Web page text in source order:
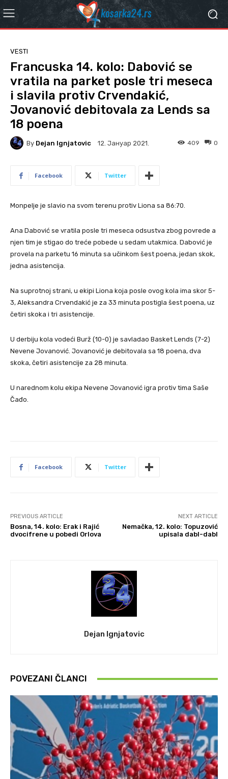
VESTI
Francuska 14. kolo: Dabović se
vratila na parket posle tri meseca
i slavila protiv Crvendakić,
Jovanović debitovala za Lends sa
18 poena
By Dejan Ignjatovic 12. Јануар 2021. 0
409
Facebook Twitter
Monpelje je slavio na svom terenu protiv Liona sa 86:70.
Ana Dabović se vratila posle tri meseca odsustva zbog povrede a
njen tim je stigao do treće pobede u sedam utakmica. Dabović je
provela na parketu 16 minuta sa učinkom šest poena, jedan skok,
jedna asistencija.
Na suprotnoj strani, u ekipi Liona koja posle ovog kola ima skor 5-
3, Aleksandra Crvendakić je za 33 minuta postigla šest poena, uz
četiri skoka i tri asistencije.
U derbiju kola vodeći Burž (10-0) je savladao Basket Lends (7-2)
Nevene Jovanović. Jovanović je debitovala sa 18 poena, dva
skoka, četiri asistencije za 28 minuta.
U narednom kolu ekipa Nevene Jovanović igra protiv tima Saše
Čađo.
Facebook Twitter
PREVIOUS ARTICLE
Bosna, 14. kolo: Erak i Rajić
dvocifrene u pobedi Orlova
NEXT ARTICLE
Nemačka, 12. kolo: Topuzović
upisala dabl-dabl
Dejan Ignjatovic
POVEZANI ČLANCI